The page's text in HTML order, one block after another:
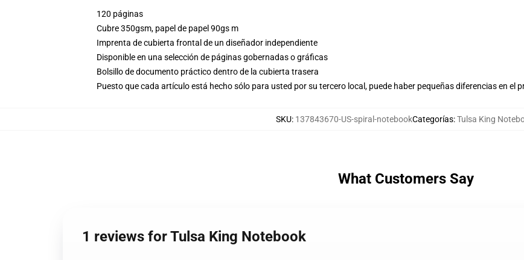
120 páginas
Cubre 350gsm, papel de papel 90gs m
Imprenta de cubierta frontal de un diseñador independiente
Disponible en una selección de páginas gobernadas o gráficas
Bolsillo de documento práctico dentro de la cubierta trasera
Puesto que cada artículo está hecho sólo para usted por su tercero local, puede haber pequeñas diferencias en el
SKU: 137843670-US-spiral-notebookCategorías:Tulsa King
What Customers Say
1 reviews for Tulsa King Notebook